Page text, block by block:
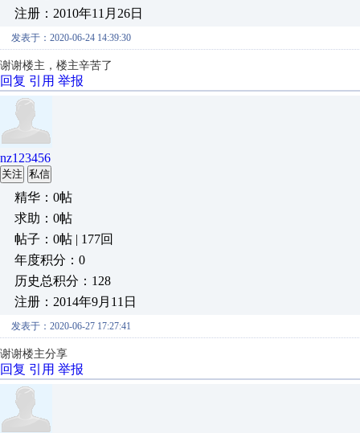
注册：2010年11月26日
发表于：2020-06-24 14:39:30
谢谢楼主，楼主辛苦了
回复 引用 举报
nz123456
关注 私信
精华：0帖
求助：0帖
帖子：0帖 | 177回
年度积分：0
历史总积分：128
注册：2014年9月11日
发表于：2020-06-27 17:27:41
谢谢楼主分享
回复 引用 举报